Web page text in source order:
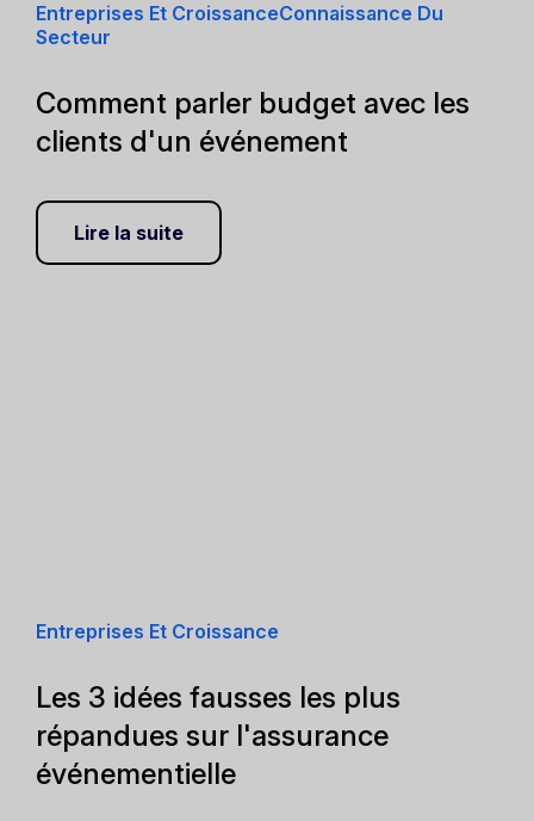
Entreprises Et CroissanceConnaissance Du
Secteur
Comment parler budget avec les
clients d'un événement
Lire la suite
Entreprises Et Croissance
Les 3 idées fausses les plus
répandues sur l'assurance
événementielle